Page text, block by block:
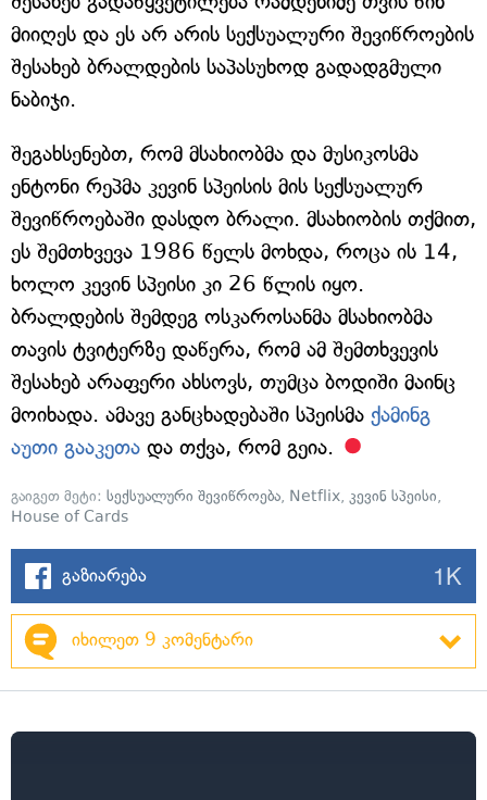
მიიღეს და ეს არ არის სექსუალური შევიწროების
შესახებ ბრალდების საპასუხოდ გადადგმული
ნაბიჯი.
შეგახსენებთ, რომ მსახიობმა და მუსიკოსმა
ენტონი რეპმა კევინ სპეისის მის სექსუალურ
შევიწროებაში დასდო ბრალი. მსახიობის თქმით,
ეს შემთხვევა 1986 წელს მოხდა, როცა ის 14,
ხოლო კევინ სპეისი კი 26 წლის იყო.
ბრალდების შემდეგ ოსკაროსანმა მსახიობმა
თავის ტვიტერზე დაწერა, რომ ამ შემთხვევის
შესახებ არაფერი ახსოვს, თუმცა ბოდიში მაინც
მოიხადა. ამავე განცხადებაში სპეისმა ქამინგ
აუთი გააკეთა და თქვა, რომ გეია.
გაიგეთ მეტი: სექსუალური შევიწროება, Netflix, კევინ სპეისი,
House of Cards
გაზიარება 1K
იხილეთ 9 კომენტარი